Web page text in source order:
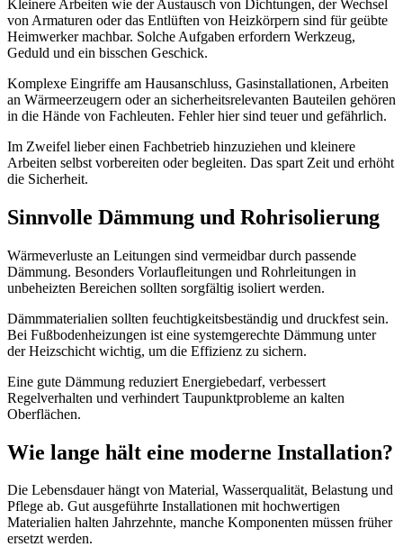
Kleinere Arbeiten wie der Austausch von Dichtungen, der Wechsel
von Armaturen oder das Entlüften von Heizkörpern sind für geübte
Heimwerker machbar. Solche Aufgaben erfordern Werkzeug,
Geduld und ein bisschen Geschick.
Komplexe Eingriffe am Hausanschluss, Gasinstallationen, Arbeiten
an Wärmeerzeugern oder an sicherheitsrelevanten Bauteilen gehören
in die Hände von Fachleuten. Fehler hier sind teuer und gefährlich.
Im Zweifel lieber einen Fachbetrieb hinzuziehen und kleinere
Arbeiten selbst vorbereiten oder begleiten. Das spart Zeit und erhöht
die Sicherheit.
Sinnvolle Dämmung und Rohrisolierung
Wärmeverluste an Leitungen sind vermeidbar durch passende
Dämmung. Besonders Vorlaufleitungen und Rohrleitungen in
unbeheizten Bereichen sollten sorgfältig isoliert werden.
Dämmmaterialien sollten feuchtigkeitsbeständig und druckfest sein.
Bei Fußbodenheizungen ist eine systemgerechte Dämmung unter
der Heizschicht wichtig, um die Effizienz zu sichern.
Eine gute Dämmung reduziert Energiebedarf, verbessert
Regelverhalten und verhindert Taupunktprobleme an kalten
Oberflächen.
Wie lange hält eine moderne Installation?
Die Lebensdauer hängt von Material, Wasserqualität, Belastung und
Pflege ab. Gut ausgeführte Installationen mit hochwertigen
Materialien halten Jahrzehnte, manche Komponenten müssen früher
ersetzt werden.